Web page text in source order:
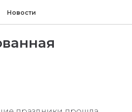
Новости